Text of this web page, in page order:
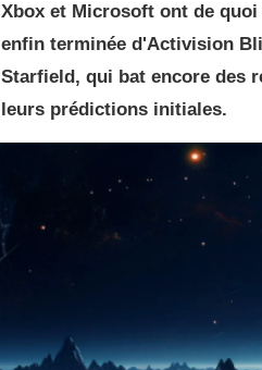
Xbox et Microsoft ont de
enfin terminée d'Activision
Starfield, qui bat encore des
leurs prédictions initiales.